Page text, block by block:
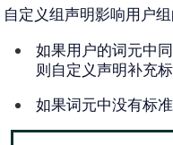
自定义组声明影响用户
如果用户的词元中
则自定义声明补充
如果词元中没有标